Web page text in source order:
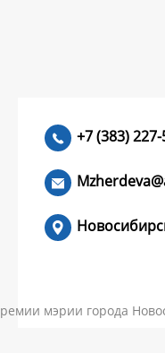
+7 (383)
мэрии города